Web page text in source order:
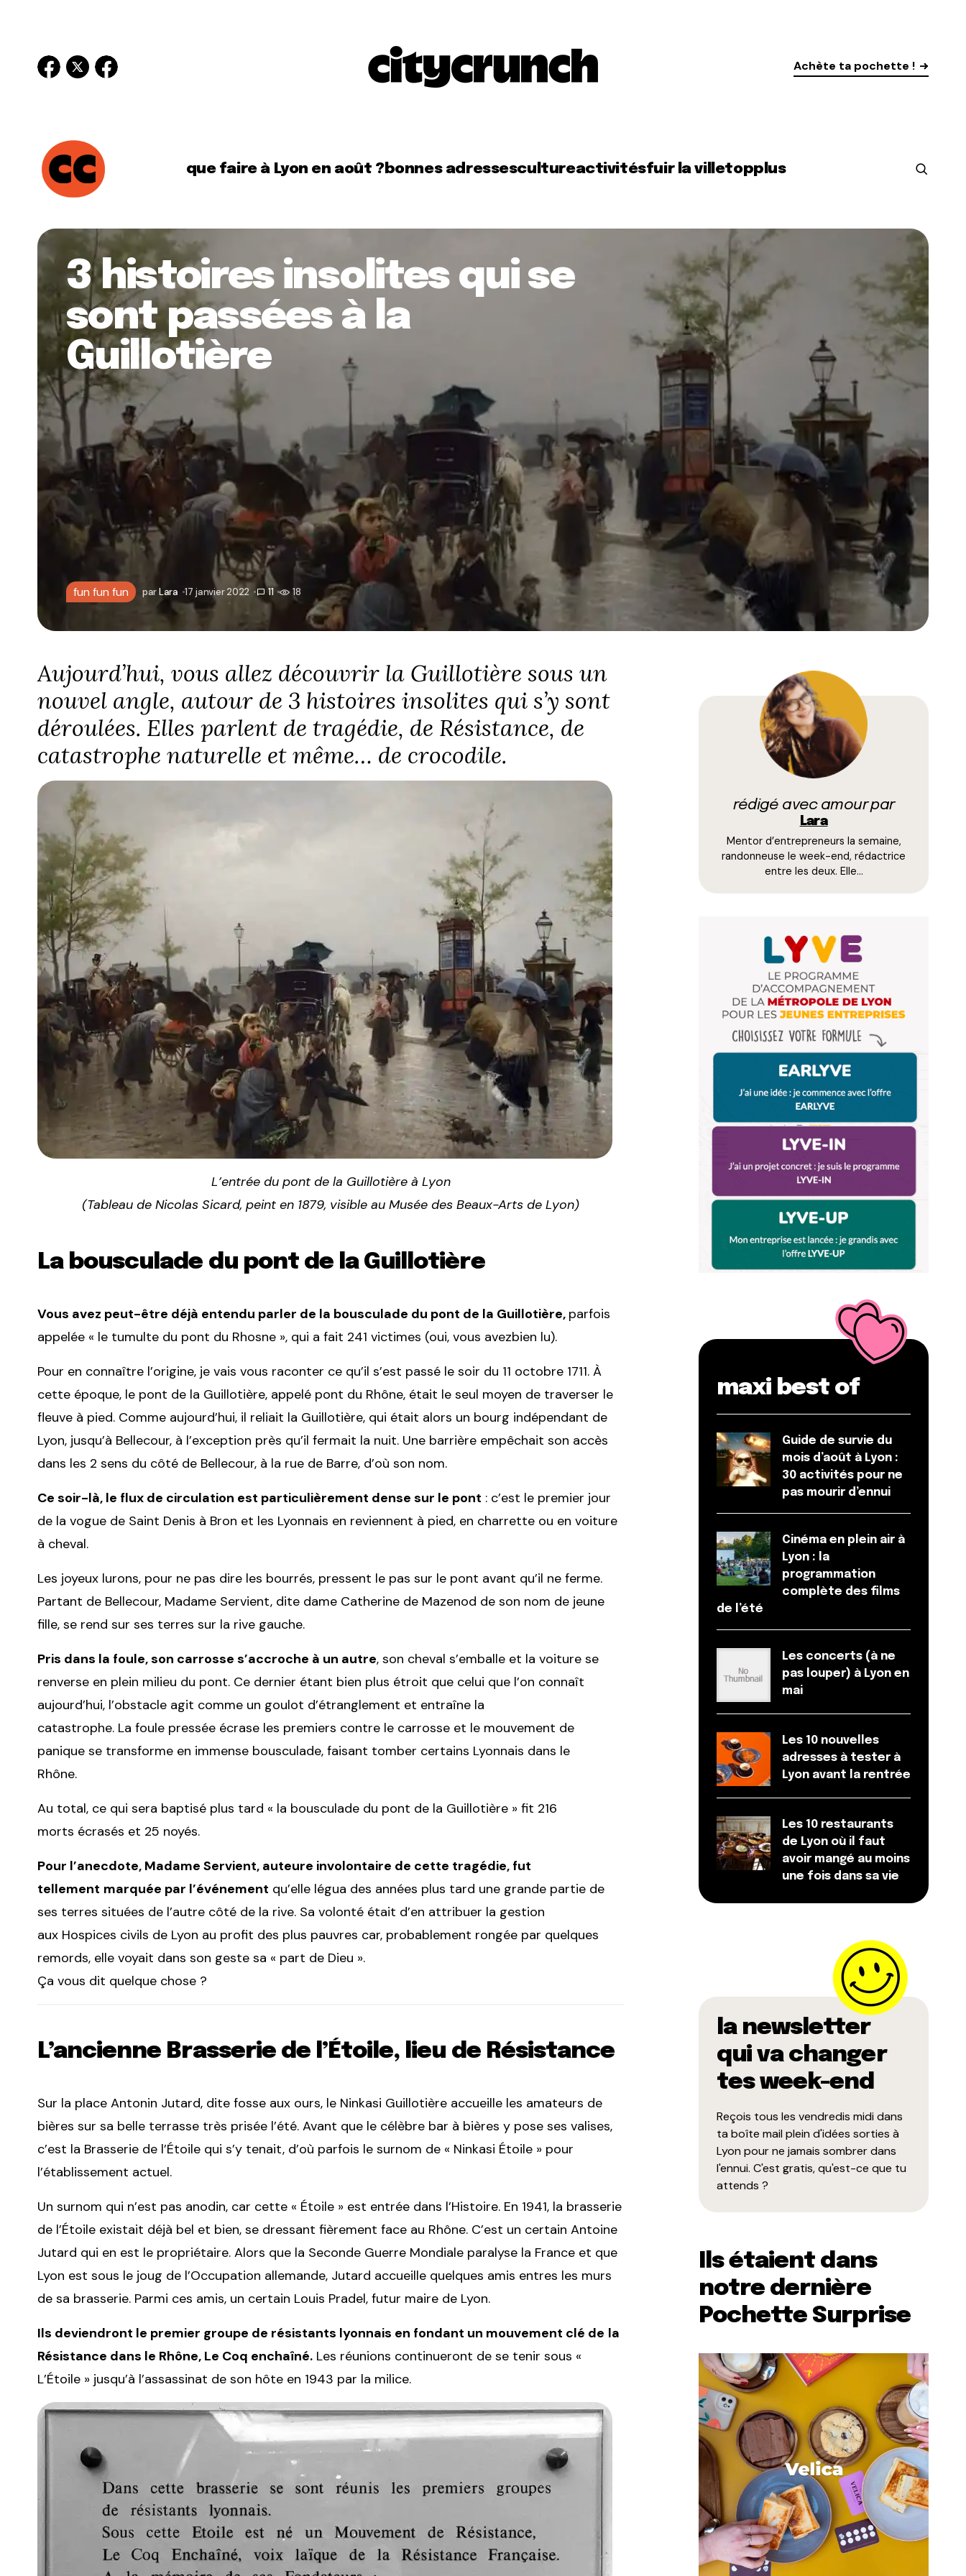
Achète ta pochette !
que faire à Lyon en août ?bonnes adressescultureactivitésfuir la villetopplus
3 histoires insolites qui se
sont passées à la
Guillotière
fun fun fun parLara 17 janvier 2022 11 18
Aujourd’hui, vous allez découvrir la Guillotière sous un
nouvel angle, autour de 3 histoires insolites qui s’y sont
déroulées. Elles parlent de tragédie, de Résistance, de
catastrophe naturelle et même… de crocodile.
L’entrée du pont de la Guillotière à Lyon
(Tableau de Nicolas Sicard, peint en 1879, visible au Musée des Beaux-Arts de Lyon)
La bousculade du pont de la Guillotière
Vous avez peut-être déjà entendu parler de la bousculade du pont de la Guillotière, parfois
appelée « le tumulte du pont du Rhosne », qui a fait 241 victimes (oui, vous avezbien lu).
Pour en connaître l’origine, je vais vous raconter ce qu’il s’est passé le soir du 11 octobre 1711. À
cette époque, le pont de la Guillotière, appelé pont du Rhône, était le seul moyen de traverser le
fleuve à pied. Comme aujourd’hui, il reliait la Guillotière, qui était alors un bourg indépendant de
Lyon, jusqu’à Bellecour, à l’exception près qu’il fermait la nuit. Une barrière empêchait son accès
dans les 2 sens du côté de Bellecour, à la rue de Barre, d’où son nom.
Ce soir-là, le flux de circulation est particulièrement dense sur le pont : c’est le premier jour
de la vogue de Saint Denis à Bron et les Lyonnais en reviennent à pied, en charrette ou en voiture
à cheval.
Les joyeux lurons, pour ne pas dire les bourrés, pressent le pas sur le pont avant qu’il ne ferme.
Partant de Bellecour, Madame Servient, dite dame Catherine de Mazenod de son nom de jeune
fille, se rend sur ses terres sur la rive gauche.
Pris dans la foule, son carrosse s’accroche à un autre, son cheval s’emballe et la voiture se
renverse en plein milieu du pont. Ce dernier étant bien plus étroit que celui que l’on connaît
aujourd’hui, l’obstacle agit comme un goulot d’étranglement et entraîne la
catastrophe. La foule pressée écrase les premiers contre le carrosse et le mouvement de
panique se transforme en immense bousculade, faisant tomber certains Lyonnais dans le
Rhône.
Au total, ce qui sera baptisé plus tard « la bousculade du pont de la Guillotière » fit 216
morts écrasés et 25 noyés.
Pour l’anecdote, Madame Servient, auteure involontaire de cette tragédie, fut
tellement marquée par l’événement qu’elle légua des années plus tard une grande partie de
ses terres situées de l’autre côté de la rive. Sa volonté était d’en attribuer la gestion
aux Hospices civils de Lyon au profit des plus pauvres car, probablement rongée par quelques
remords, elle voyait dans son geste sa « part de Dieu ».
Ça vous dit quelque chose ?
L’ancienne Brasserie de l’Étoile, lieu de Résistance
Sur la place Antonin Jutard, dite fosse aux ours, le Ninkasi Guillotière accueille les amateurs de
bières sur sa belle terrasse très prisée l’été. Avant que le célèbre bar à bières y pose ses valises,
c’est la Brasserie de l’Étoile qui s’y tenait, d’où parfois le surnom de « Ninkasi Étoile » pour
l’établissement actuel.
Un surnom qui n’est pas anodin, car cette « Étoile » est entrée dans l’Histoire. En 1941, la brasserie
de l’Étoile existait déjà bel et bien, se dressant fièrement face au Rhône. C’est un certain Antoine
Jutard qui en est le propriétaire. Alors que la Seconde Guerre Mondiale paralyse la France et que
Lyon est sous le joug de l’Occupation allemande, Jutard accueille quelques amis entres les murs
de sa brasserie. Parmi ces amis, un certain Louis Pradel, futur maire de Lyon.
Ils deviendront le premier groupe de résistants lyonnais en fondant un mouvement clé de la
Résistance dans le Rhône, Le Coq enchaîné. Les réunions continueront de se tenir sous «
L’Étoile » jusqu’à l’assassinat de son hôte en 1943 par la milice.
rédigé avec amour par
Lara
Mentor d’entrepreneurs la semaine,
randonneuse le week-end, rédactrice
entre les deux. Elle…
maxi best of
Guide de survie du
mois d’août à Lyon :
30 activités pour ne
pas mourir d’ennui
Cinéma en plein air à
Lyon : la
programmation
complète des films
de l’été
Les concerts (à ne
pas louper) à Lyon en
mai
Les 10 nouvelles
adresses à tester à
Lyon avant la rentrée
Les 10 restaurants
de Lyon où il faut
avoir mangé au moins
une fois dans sa vie
la newsletter
qui va changer
tes week-end
Reçois tous les vendredis midi dans
ta boîte mail plein d'idées sorties à
Lyon pour ne jamais sombrer dans
l'ennui. C'est gratis, qu'est-ce que tu
attends ?
Ils étaient dans
notre dernière
Pochette Surprise